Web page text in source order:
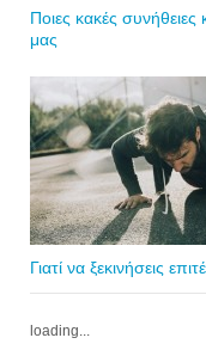
Ποιες κακές
μας
Γιατί να ξεκινήσεις
loading...